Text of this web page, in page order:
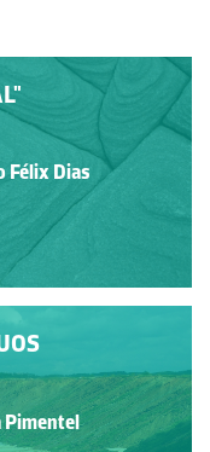
Félix Dias
Pimentel